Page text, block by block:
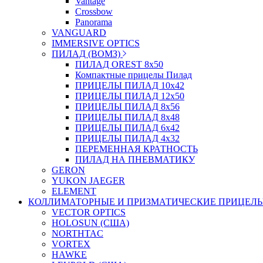
Crossbow
Panorama
VANGUARD
IMMERSIVE OPTICS
ПИЛАД (ВОМЗ)
ПИЛАД OREST 8х50
Компактные прицелы Пилад
ПРИЦЕЛЫ ПИЛАД 10х42
ПРИЦЕЛЫ ПИЛАД 12х50
ПРИЦЕЛЫ ПИЛАД 8х56
ПРИЦЕЛЫ ПИЛАД 8х48
ПРИЦЕЛЫ ПИЛАД 6х42
ПРИЦЕЛЫ ПИЛАД 4х32
ПЕРЕМЕННАЯ КРАТНОСТЬ
ПИЛАД НА ПНЕВМАТИКУ
GERON
YUKON JAEGER
ELEMENT
КОЛЛИМАТОРНЫЕ И ПРИЗМАТИЧЕСКИЕ
VECTOR OPTICS
HOLOSUN (США)
NORTHTAC
VORTEX
HAWKE